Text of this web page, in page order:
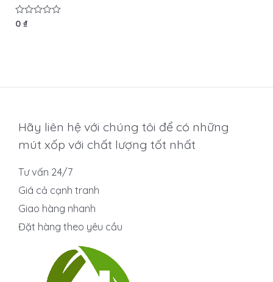
Được
0₫
Hãy liên hệ với chúng tôi để có những
mút xốp với chất lượng tốt nhất
Tư vấn 24/7
Giá cả cạnh tranh
Giao hàng nhanh
Đặt hàng theo yêu cầu